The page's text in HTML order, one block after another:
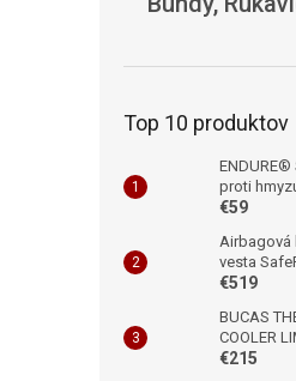
Top 10 produktov
ENDURE®
proti
€59
Airbagová
vesta
€519
BUCAS
COOLER
€215